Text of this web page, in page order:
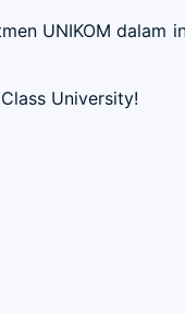
UNIKOM dalam
University!